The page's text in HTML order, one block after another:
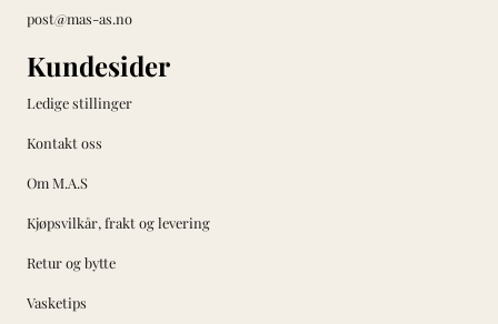
post@mas-as.no
Kundesider
Ledige stillinger
Kontakt oss
Om M.A.S
Kjøpsvilkår, frakt og levering
Retur og bytte
Vasketips